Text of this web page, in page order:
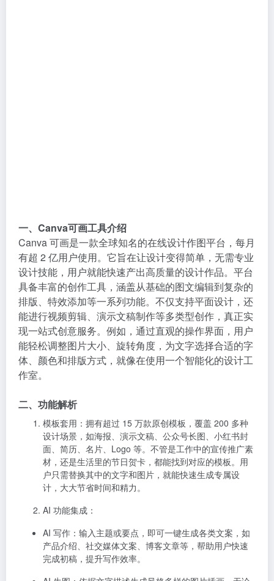
现一站式创意服务。例如，通过直观的操作界面，用户
能轻松调整图片大小、旋转角度，为文字选择合适的字
体、颜色和排版方式，就像在使用一个智能化的设计工
作室。
二、功能解析
模板套用：拥有超过 15 万款原创模板，覆盖 200 多种
设计场景，如海报、演示文稿、公众号长图、小红书封
面、简历、名片、Logo 等。不管是工作中的宣传推广素
材，还是生活里的节日贺卡，都能找到对应的模板。用
户只需替换其中的文字和图片，就能快速生成专属设
AI 功能集成
AI 写作：输入主题或要点，即可一键生成各类文案，如
产品介绍、社交媒体文案、博客文章等，帮助用户快速
完成初稿，提升写作效率。
AI 生图：依据文字描述生成风格多样的图片插画，无论
是奇幻场景还是现实物体，都能精准呈现，为设计增添
独特视觉元素。
AI 橡皮擦：能够智能识别并一键擦除画面中多余的杂
物，让图片更整洁美观。
AI 扩图：根据现有画面自动延展，补充缺失部分，扩大
图片尺寸且保持画面风格一致。